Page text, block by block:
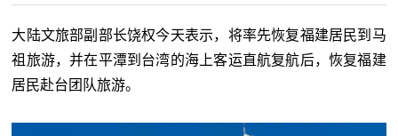
大陆文旅部副部长饶权今天表示，将率先恢复福建居民到马
祖旅游，并在平潭到台湾的海上客运直航复航后，恢复福建
居民赴台团队旅游。